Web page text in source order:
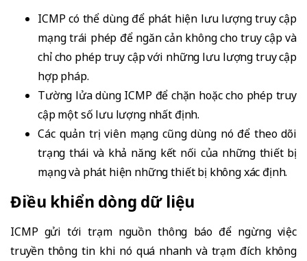
ICMP có thể dùng để phát hiện lưu lượng truy cập
mạng trái phép để ngăn cản không cho truy cập và
chỉ cho phép truy cập với những lưu lượng truy cập
hợp pháp.
Tường lửa dùng ICMP để chặn hoặc cho phép truy
cập một số lưu lượng nhất định.
Các quản trị viên mạng cũng dùng nó để theo dõi
trạng thái và khả năng kết nối của những thiết bị
mạng và phát hiện những thiết bị không xác định.
Điều khiển dòng dữ liệu
ICMP gửi tới trạm nguồn thông báo để ngừng việc
truyền thông tin khi nó quá nhanh và trạm đích không